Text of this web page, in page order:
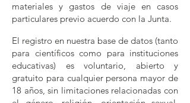
materiales y gastos de viaje en casos
particulares previo acuerdo con la Junta.
El registro en nuestra base de datos (tanto
para científicos como para instituciones
educativas) es voluntario, abierto y
gratuito para cualquier persona mayor de
18 años, sin limitaciones relacionadas con